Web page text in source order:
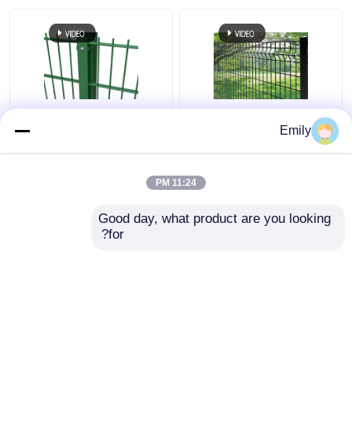
أمان معدني سياج من
سياج سلك مزدوج بعرض
Emily
11:24 PM
Good day, what product are you looking
for?